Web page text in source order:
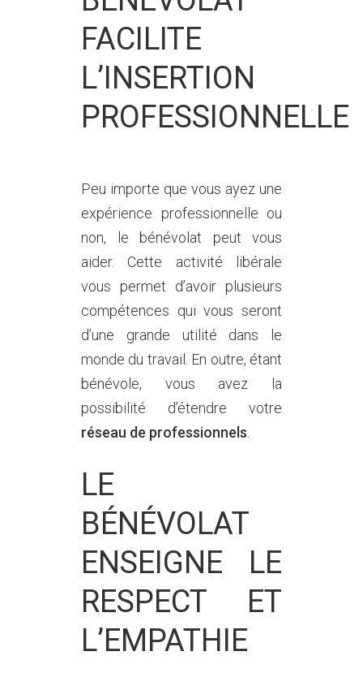
FACILITE
L’INSERTION
PROFESSIONNELLE
Peu importe que vous ayez une
expérience professionnelle ou
non, le bénévolat peut vous
aider. Cette activité libérale
vous permet d’avoir plusieurs
compétences qui vous seront
d’une grande utilité dans le
monde du travail. En outre, étant
bénévole, vous avez la
possibilité d’étendre votre
réseau de professionnels
LE
BÉNÉVOLAT
ENSEIGNE LE
RESPECT ET
L’EMPATHIE